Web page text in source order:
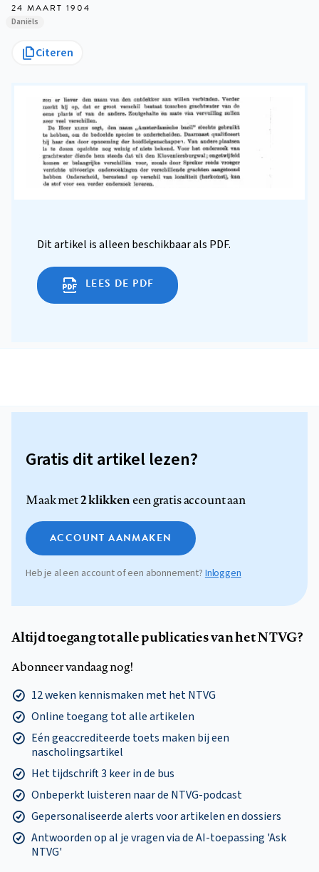
24 MAART 1904
Daniëls
Citeren
Dit artikel is alleen beschikbaar als PDF.
LEES DE PDF
Gratis dit artikel lezen?
Maak met2 klikkeneen gratis account aan
ACCOUNT AANMAKEN
Heb je al een account of een abonnement? Inloggen
Altijd toegang tot alle publicaties van het NTVG?
Abonneer vandaag nog!
12 weken kennismaken met het NTVG
Online toegang tot alle artikelen
Eén geaccrediteerde toets maken bij een
nascholingsartikel
Het tijdschrift 3 keer in de bus
Onbeperkt luisteren naar de NTVG-podcast
Gepersonaliseerde alerts voor artikelen en dossiers
Antwoorden op al je vragen via de AI-toepassing 'Ask
NTVG'